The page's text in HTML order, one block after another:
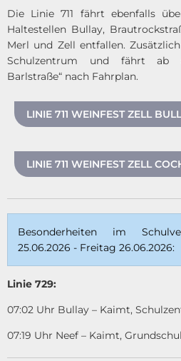
Die Linie 711 fährt ebenfalls
Haltestellen Bullay,
Merl und Zell entfallen.
Schulzentrum und fährt ab
Barlstraße“ nach Fahrplan.
LINIE 711 WEINFEST ZELL
LINIE 711 WEINFEST ZELL
Besonderheiten im
25.06.2026 - Freitag 26.06.2026:
Linie 729:
07:02 Uhr Bullay – Kaimt,
07:19 Uhr Neef – Kaimt,